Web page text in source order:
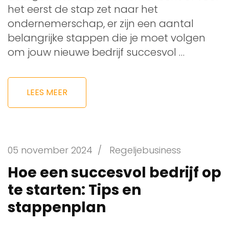
het eerst de stap zet naar het
ondernemerschap, er zijn een aantal
belangrijke stappen die je moet volgen
om jouw nieuwe bedrijf succesvol …
LEES MEER
05 november 2024 / Regeljebusiness
Hoe een succesvol bedrijf op
te starten: Tips en
stappenplan